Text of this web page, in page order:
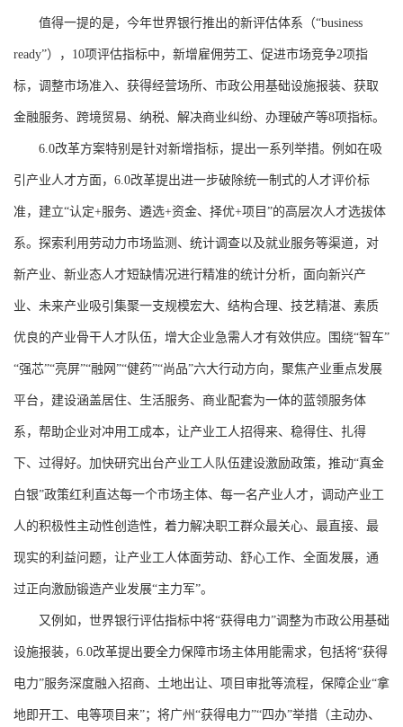
值得一提的是，今年世界银行推出的新评估体系（“business
ready”），10项评估指标中，新增雇佣劳工、促进市场竞争2项指
标，调整市场准入、获得经营场所、市政公用基础设施报装、获取
金融服务、跨境贸易、纳税、解决商业纠纷、办理破产等8项指标。
6.0改革方案特别是针对新增指标，提出一系列举措。例如在吸
引产业人才方面，6.0改革提出进一步破除统一制式的人才评价标
准，建立“认定+服务、遴选+资金、择优+项目”的高层次人才选拔体
系。探索利用劳动力市场监测、统计调查以及就业服务等渠道，对
新产业、新业态人才短缺情况进行精准的统计分析，面向新兴产
业、未来产业吸引集聚一支规模宏大、结构合理、技艺精湛、素质
优良的产业骨干人才队伍，增大企业急需人才有效供应。围绕“智车”
“强芯”“亮屏”“融网”“健药”“尚品”六大行动方向，聚焦产业重点发展
平台，建设涵盖居住、生活服务、商业配套为一体的蓝领服务体
系，帮助企业对冲用工成本，让产业工人招得来、稳得住、扎得
下、过得好。加快研究出台产业工人队伍建设激励政策，推动“真金
白银”政策红利直达每一个市场主体、每一名产业人才，调动产业工
人的积极性主动性创造性，着力解决职工群众最关心、最直接、最
现实的利益问题，让产业工人体面劳动、舒心工作、全面发展，通
过正向激励锻造产业发展“主力军”。
又例如，世界银行评估指标中将“获得电力”调整为市政公用基础
设施报装，6.0改革提出要全力保障市场主体用能需求，包括将“获得
电力”服务深度融入招商、土地出让、项目审批等流程，保障企业“拿
地即开工、电等项目来”；将广州“获得电力”“四办”举措（主动办、